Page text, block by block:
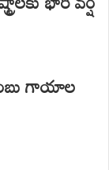
గాయాల